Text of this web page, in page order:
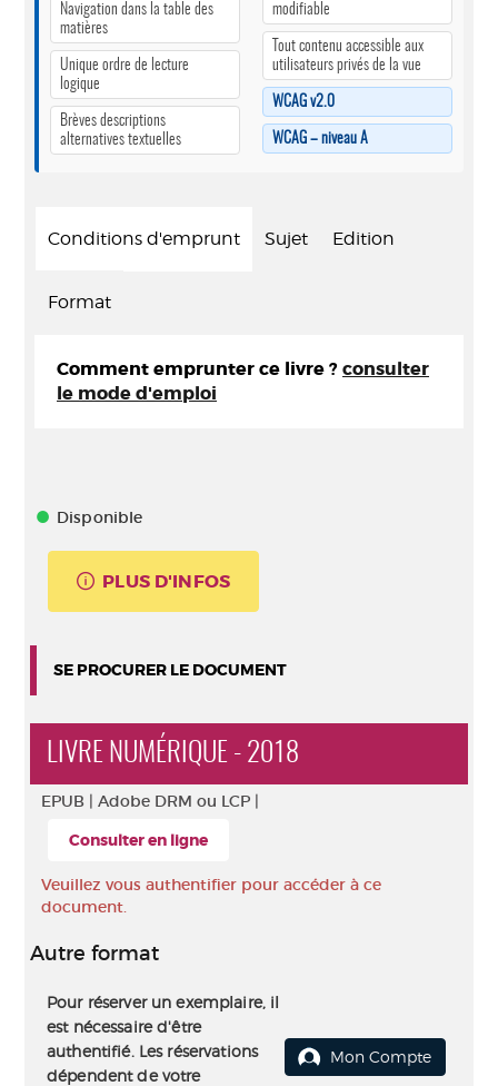
Navigation dans la table des
matières
Unique ordre de lecture
logique
Brèves descriptions
alternatives textuelles
modifiable
Tout contenu accessible aux
utilisateurs privés de la vue
WCAG v2.0
WCAG – niveau A
Conditions d'emprunt Sujet Edition
Format
Comment emprunter ce livre ? consulter
le mode d'emploi
Disponible
PLUS D'INFOS
SE PROCURER LE DOCUMENT
LIVRE NUMÉRIQUE - 2018
EPUB | Adobe DRM ou LCP |
Consulter en ligne
Veuillez vous authentifier pour accéder à ce
document.
Autre format
Pour réserver un exemplaire, il
est nécessaire d'être
authentifié. Les réservations
dépendent de votre
Mon Compte